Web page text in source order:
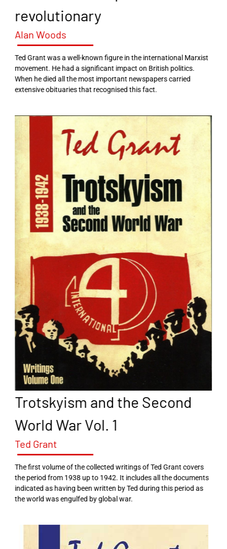
revolutionary
Alan Woods
Ted Grant was a well-known figure in the international Marxist
movement. He had a significant impact on British politics.
When he died all the most important newspapers carried
extensive obituaries that recognised this fact.
Trotskyism and the Second
World War Vol. 1
Ted Grant
The first volume of the collected writings of Ted Grant covers
the period from 1938 up to 1942. It includes all the documents
indicated as having been written by Ted during this period as
the world was engulfed by global war.